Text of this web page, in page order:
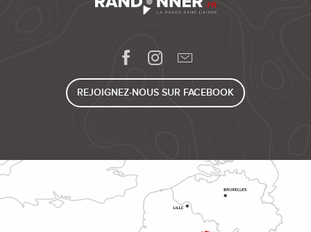
REJOIGNEZ-NOUS SUR FACEBOOK